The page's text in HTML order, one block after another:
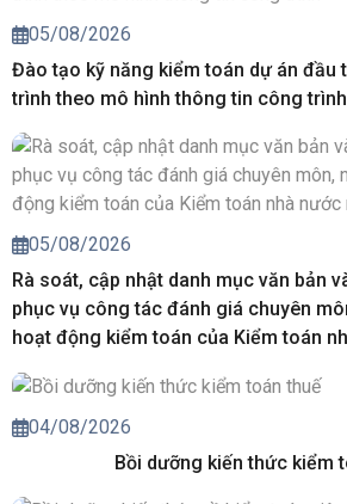
05/08/2026
Đào tạo kỹ năng kiểm toán dự án đầu
trình theo mô hình thông tin công trình
05/08/2026
Rà soát, cập nhật danh mục văn bản
phục vụ công tác đánh giá chuyên
hoạt động kiểm toán của Kiểm toán
04/08/2026
Bồi dưỡng kiến thức kiểm